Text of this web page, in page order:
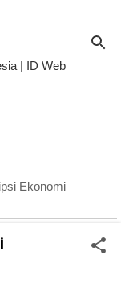
| ID Web
Ekonomi